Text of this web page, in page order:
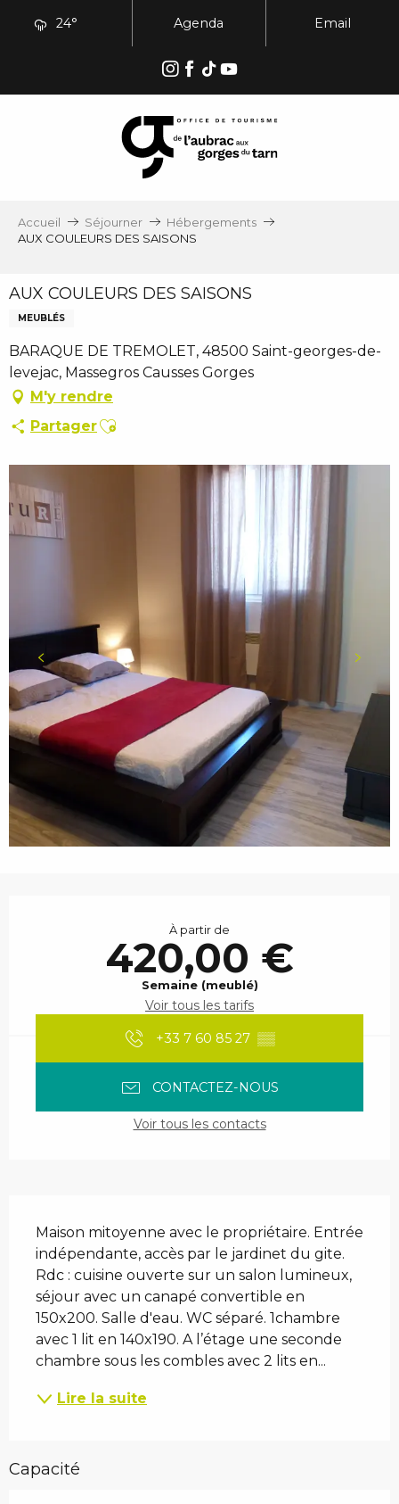
24° Agenda Email
Accueil Séjourner
Hébergements
AUX COULEURS DES SAISONS
AUX COULEURS DES SAISONS
MEUBLÉS
BARAQUE DE TREMOLET, 48500 Saint-georges-de-
levejac, Massegros Causses Gorges
M'y rendre
PartagerAjouter aux favoris
À partir de
420,00 €
Semaine (meublé)
Voir tous les tarifs
+33 7 60 85 27 ▒▒
CONTACTEZ-NOUS
Voir tous les contacts
Maison mitoyenne avec le propriétaire. Entrée
indépendante, accès par le jardinet du gite.
Rdc : cuisine ouverte sur un salon lumineux,
séjour avec un canapé convertible en
150x200. Salle d'eau. WC séparé. 1chambre
avec 1 lit en 140x190. A l’étage une seconde
chambre sous les combles avec 2 lits en...
Lire la suite
Capacité